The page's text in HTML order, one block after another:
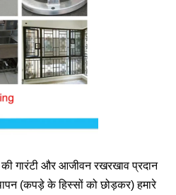
की गारंटी और आजीवन रखरखाव प्रदान
(कपड़े के हिस्सों को छोड़कर) हमारे